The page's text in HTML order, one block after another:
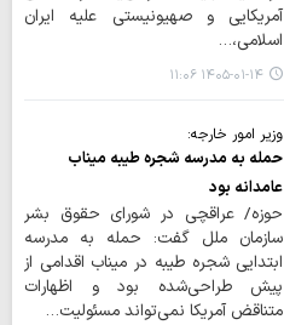
آمریکایی و صهیونیستی علیه ایران
اسلامی،…
۱۴۰۵-۰۱-۱۴ ۱۱:۰۶
وزیر امور خارجه:
حمله به مدرسه شجره طیبه میناب
عامدانه بود
حوزه/ عراقچی در شورای حقوق بشر
سازمان ملل گفت: حمله به مدرسه
ابتدایی شجره طیبه در میناب اقدامی از
پیش طراحی‌شده بود و اظهارات
متناقض آمریکا نمی‌تواند مسئولیت…